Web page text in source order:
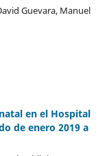
Guevara, Manuel
en el Hospital
de enero 2019 a